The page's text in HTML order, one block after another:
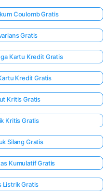
Coulomb Gratis
Gratis
Kartu Kredit Gratis
Kredit Gratis
Kritis Gratis
Kritis Gratis
Silang Gratis
Kumulatif Gratis
Listrik Gratis